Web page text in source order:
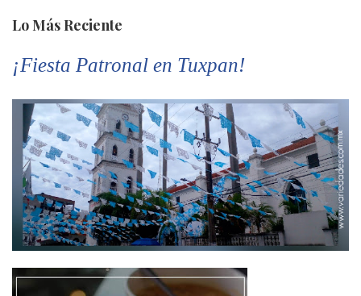
Lo Más Reciente
¡Fiesta Patronal en Tuxpan!